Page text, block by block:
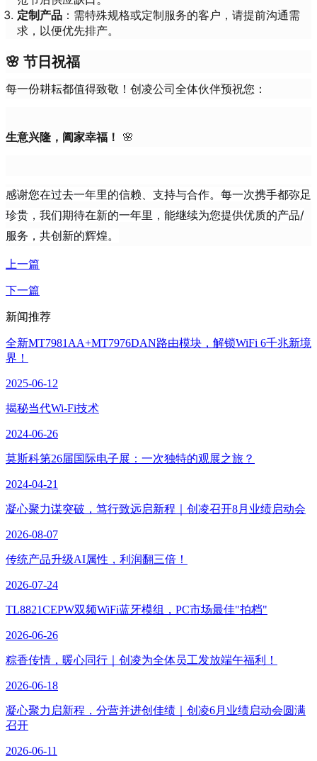
定制产品 ：需特殊规格或定制服务的客户，请提前沟通需
求，以便优先排产。
🌸 节日祝福
每一份耕耘都值得致敬！创凌公司全体伙伴预祝您：
生意兴隆，阖家幸福！ 🌸
感谢您在过去一年里的信赖、支持与合作。每一次携手都弥足
珍贵，我们期待在新的一年里，能继续为您提供优质的产品/
服务，共创新的辉煌。
上一篇
下一篇
新闻推荐
全新MT7981AA+MT7976DAN路由模块，解锁WiFi 6千兆新境
界！
2025-06-12
揭秘当代Wi-Fi技术
2024-06-26
莫斯科第26届国际电子展：一次独特的观展之旅？
2024-04-21
凝心聚力谋突破，笃行致远启新程｜创凌召开8月业绩启动会
2026-08-07
传统产品升级AI属性，利润翻三倍！
2026-07-24
TL8821CEPW双频WiFi蓝牙模组，PC市场最佳"拍档"
2026-06-26
粽香传情，暖心同行｜创凌为全体员工发放端午福利！
2026-06-18
凝心聚力启新程，分营并进创佳绩｜创凌6月业绩启动会圆满
召开
2026-06-11